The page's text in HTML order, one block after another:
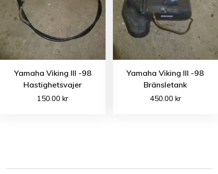
Yamaha Viking III -98
Hastighetsvajer
150.00kr
Yamaha Viking III -98
Bränsletank
450.00 kr